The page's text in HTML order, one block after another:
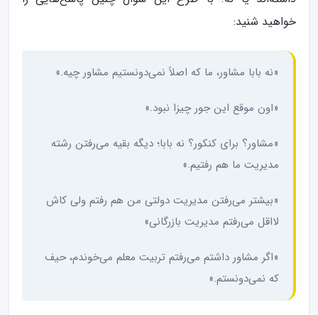
خواهید شنید:
«نه بابا مشاور، ما که اصلاً نمی‌دونستیم مشاور چیه.»
«اون موقع این جور چیزا نبود.»
«مشاور؟ برای کنکور؟ نه بابا؛ دیگه بقیه می‌رفتن رشته
مدیریت ما هم رفتیم.»
«بیشتر می‌رفتن مدیریت دولتی من هم رفتم ولی کاش
لااقل می‌رفتم مدیریت بازرگانی»
«اگر مشاور داشتم می‌رفتم تربیت معلم می‌خوندم، حیف
که نمی‌دونستم.»